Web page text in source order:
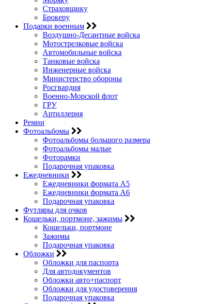
Страховщику
Брокеру
Подарки военным
Воздушно-Десантные войска
Мотострелковые войска
Автомобильные войска
Танковые войска
Инженерные войска
Министерство обороны
Росгвардия
Военно-Морской флот
ГРУ
Артиллерия
Ремни
Фотоальбомы
Фотоальбомы большого размера
Фотоальбомы малые
Фоторамки
Подарочная упаковка
Ежедневники
Ежедневники формата А5
Ежедневники формата А6
Подарочная упаковка
Футляры для очков
Кошельки, портмоне, зажимы
Кошельки, портмоне
Зажимы
Подарочная упаковка
Обложки
Обложки для паспорта
Для автодокументов
Обложки авто+паспорт
Обложки для удостоверения
Подарочная упаковка